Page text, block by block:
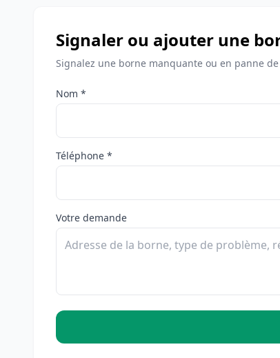
Signaler ou ajouter une
Signalez une borne manquante ou en panne
Nom *
Téléphone *
Votre demande